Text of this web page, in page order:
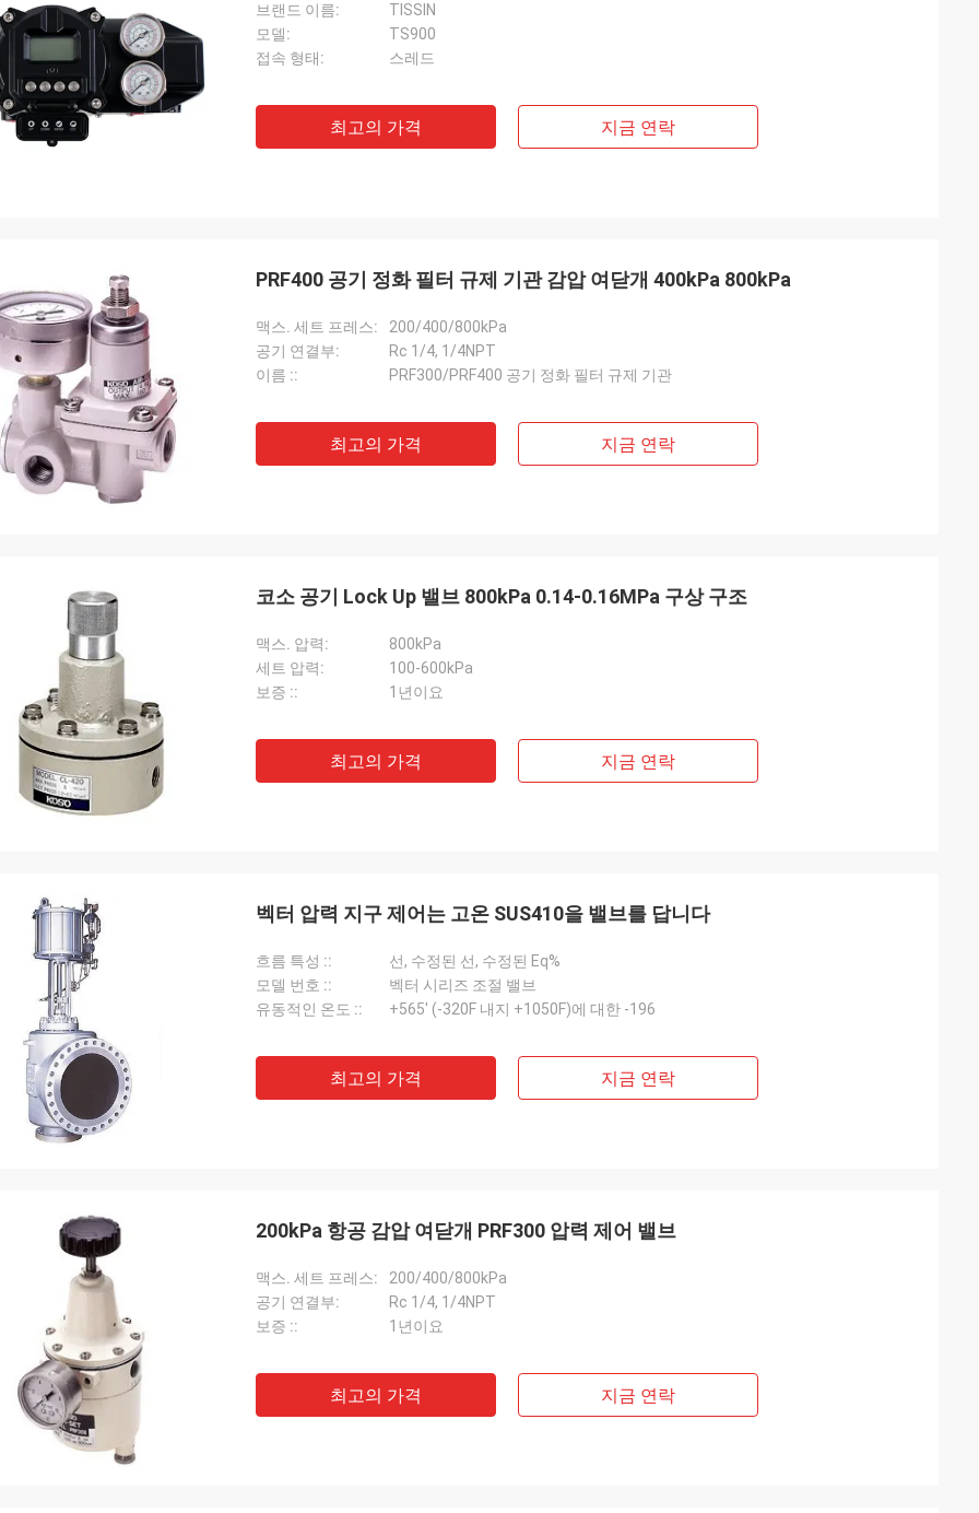
브랜드 이름:
TISSIN
모델:
TS900
접속 형태:
스레드
최고의 가격 지금 연락
PRF400 공기 정화 필터 규제 기관 감압 여닫개 400kPa 800kPa
맥스. 세트 프레스:
200/400/800kPa
공기 연결부:
Rc 1/4, 1/4NPT
이름 ::
PRF300/PRF400 공기 정화 필터 규제 기관
최고의 가격 지금 연락
코소 공기 Lock Up 밸브 800kPa 0.14-0.16MPa 구상 구조
맥스. 압력:
800kPa
세트 압력:
100-600kPa
보증 ::
1년이요
최고의 가격 지금 연락
벡터 압력 지구 제어는 고온 SUS410을 밸브를 답니다
흐름 특성 ::
선, 수정된 선, 수정된 Eq%
모델 번호 ::
벡터 시리즈 조절 밸브
유동적인 온도 ::
+565' (-320F 내지 +1050F)에 대한 -196
최고의 가격 지금 연락
200kPa 항공 감압 여닫개 PRF300 압력 제어 밸브
맥스. 세트 프레스:
200/400/800kPa
공기 연결부:
Rc 1/4, 1/4NPT
보증 ::
1년이요
최고의 가격 지금 연락